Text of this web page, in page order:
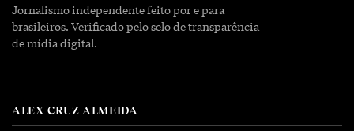
Jornalismo independente feito por e para
brasileiros. Verificado pelo selo de transparência
de mídia digital.
ALEX CRUZ ALMEIDA